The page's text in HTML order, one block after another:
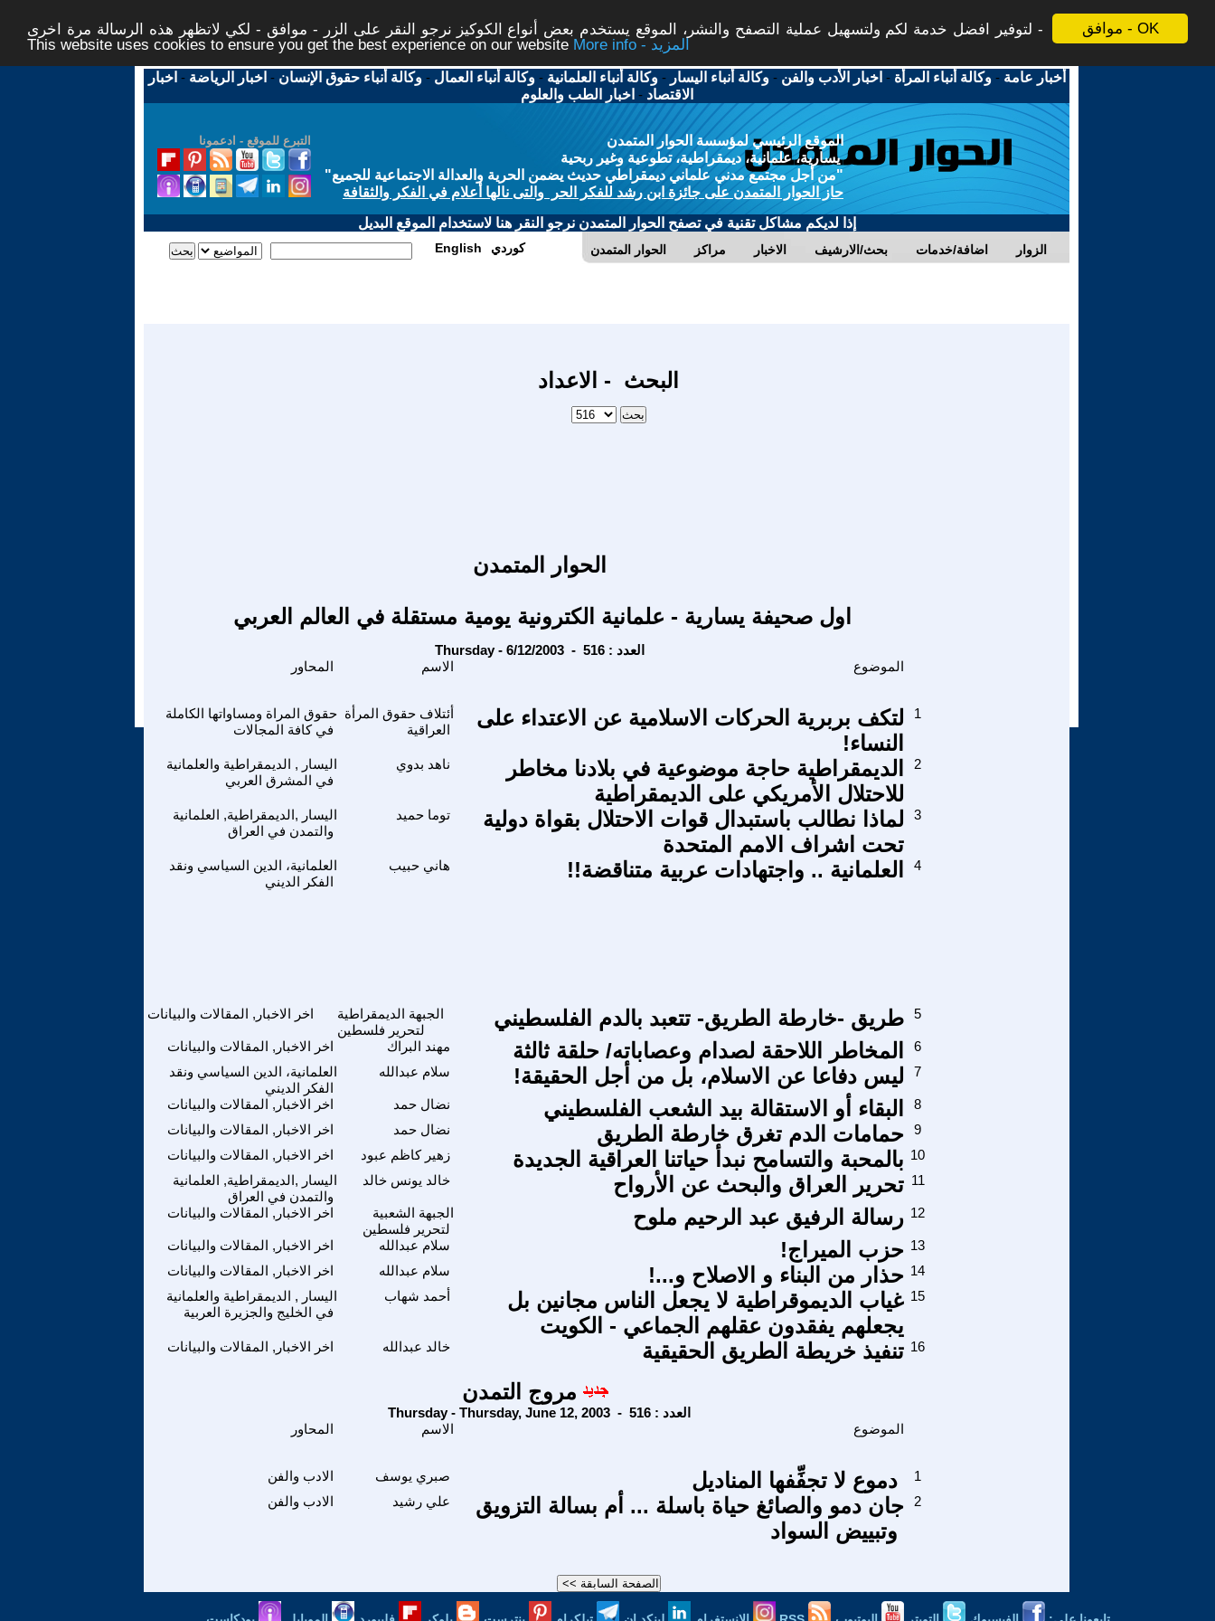
موافق - OK
لتوفير افضل خدمة لكم ولتسهيل عملية التصفح والنشر، الموقع يستخدم بعض أنواع الكوكيز نرجو النقر على الزر - موافق - لكي لاتظهر هذه الرسالة مرة اخرى -
This website uses cookies to ensure you get the best experience on our website
More info - المزيد
أخبار عامة -وكالة أنباء المرأة - اخبار الأدب والفن -وكالة أنباء اليسار -وكالة أنباء العلمانية -وكالة أنباء العمال -وكالة أنباء حقوق الإنسان - اخبار الرياضة - اخبار
الاقتصاد - اخبار الطب والعلوم
التبرع للموقع - ادعمونا
الموقع الرئيسي لمؤسسة الحوار المتمدن
يسارية، علمانية، ديمقراطية، تطوعية وغير ربحية
"من أجل مجتمع مدني علماني ديمقراطي حديث يضمن الحرية والعدالة الاجتماعية للجميع"
حاز الحوار المتمدن على جائزة ابن رشد للفكر الحر والتى نالها أعلام في الفكر والثقافة
إذا لديكم مشاكل تقنية في تصفح الحوار المتمدن نرجو النقر هنا لاستخدام الموقع البديل
الحوار المتمدن مراكز الاخبار بحث/الارشيف اضافة/خدمات الزوار English كوردي
البحث - الاعداد
الحوار المتمدن
اول صحيفة يسارية - علمانية الكترونية يومية مستقلة في العالم العربي
Thursday - 6/12/2003 - العدد : 516
الاسم الموضوع
حقوق المراة ومساواتها الكاملة
في كافة المجالات
أئتلاف حقوق المرأة
العراقية
لتكف بربرية الحركات الاسلامية عن الاعتداء على
النساء!
1
اليسار , الديمقراطية والعلمانية
في المشرق العربي
ناهد بدوي
الديمقراطية حاجة موضوعية في بلادنا مخاطر
للاحتلال الأمريكي على الديمقراطية
2
اليسار ,الديمقراطية, العلمانية
والتمدن في العراق
توما حميد
لماذا نطالب باستبدال قوات الاحتلال بقواة دولية
تحت اشراف الامم المتحدة
3
العلمانية، الدين السياسي ونقد
الفكر الديني
هاني حبيب العلمانية .. واجتهادات عربية متناقضة!! 4
اخر الاخبار, المقالات والبيانات
الجبهة الديمقراطية
لتحرير فلسطين
طريق -خارطة الطريق- تتعبد بالدم الفلسطيني 5
اخر الاخبار, المقالات والبيانات مهند البراك المخاطر اللاحقة لصدام وعصاباته/ حلقة ثالثة
6
العلمانية، الدين السياسي ونقد
الفكر الديني
سلام عبدالله ليس دفاعا عن الاسلام، بل من أجل الحقيقة! 7
اخر الاخبار, المقالات والبيانات نضال حمد البقاء أو الاستقالة بيد الشعب الفلسطيني
8
اخر الاخبار, المقالات والبيانات
نضال حمد حمامات الدم تغرق خارطة الطريق
9
اخر الاخبار, المقالات والبيانات
زهير كاظم عبود بالمحبة والتسامح نبدأ حياتنا العراقية الجديدة 10
اليسار ,الديمقراطية, العلمانية
والتمدن في العراق
خالد يونس خالد تحرير العراق والبحث عن الأرواح 11
اخر الاخبار, المقالات والبيانات
الجبهة الشعبية
لتحرير فلسطين
رسالة الرفيق عبد الرحيم ملوح 12
اخر الاخبار, المقالات والبيانات سلام عبدالله حزب الميراج! 13
اخر الاخبار, المقالات والبيانات
سلام عبدالله حذار من البناء و الاصلاح و...! 14
اليسار , الديمقراطية والعلمانية
في الخليج والجزيرة العربية
أحمد شهاب
غياب الديموقراطية لا يجعل الناس مجانين بل
يجعلهم يفقدون عقلهم الجماعي - الكويت
15
اخر الاخبار, المقالات والبيانات خالد عبدالله تنفيذ خريطة الطريق الحقيقية 16
مروج التمدن
Thursday - Thursday, June 12, 2003 - العدد : 516
الاسم الموضوع
الادب والفن صبري يوسف دموع لا تجفِّفها المناديل
1
الادب والفن
علي رشيد
جان دمو والصائغ حياة باسلة ... أم بسالة التزويق
وتبييض السواد
2